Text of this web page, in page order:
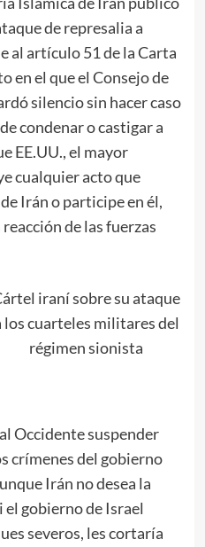
de represalia a
al artículo 51 de la Carta
en el que el Consejo de
silencio sin hacer caso
condenar o castigar a
EE.UU., el mayor
cualquier acto que
Irán o participe en él,
de las fuerzas
iraní sobre su ataque
los cuarteles militares del
régimen sionista
Occidente suspender
crímenes del gobierno
Irán no desea la
el gobierno de Israel
severos, les cortaría